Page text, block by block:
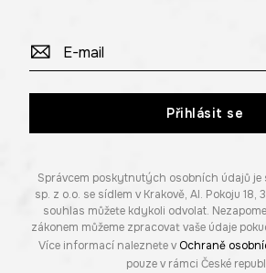
Přihlásit se
Správcem poskytnutých osobních údajů
sp. z o.o. se sídlem v Krakově, Al. Pokoju 18,
souhlas můžete kdykoli odvolat.
zákonem můžeme zpracovat vaše údaje
Více informací naleznete v Ochraně
pouze v rámci České